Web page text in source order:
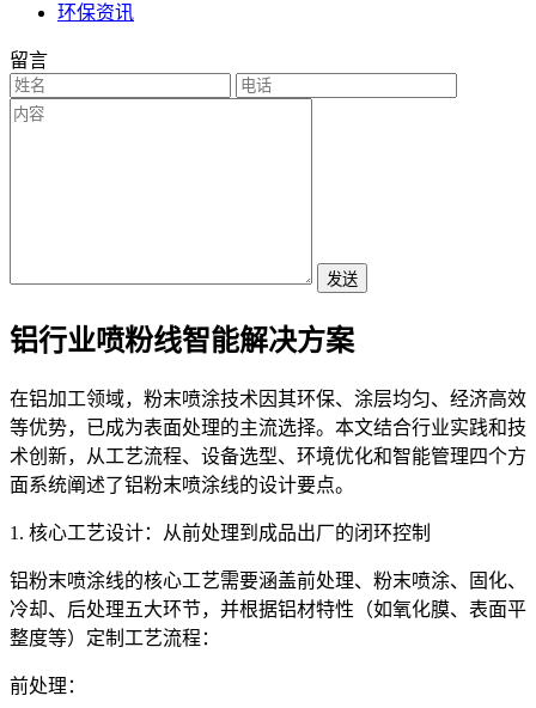
环保资讯
留言
发送
铝行业喷粉线智能解决方案
在铝加工领域，粉末喷涂技术因其环保、涂层均匀、经济高效
等优势，已成为表面处理的主流选择。本文结合行业实践和技
术创新，从工艺流程、设备选型、环境优化和智能管理四个方
面系统阐述了铝粉末喷涂线的设计要点。
1. 核心工艺设计：从前处理到成品出厂的闭环控制
铝粉末喷涂线的核心工艺需要涵盖前处理、粉末喷涂、固化、
冷却、后处理五大环节，并根据铝材特性（如氧化膜、表面平
整度等）定制工艺流程：
前处理：